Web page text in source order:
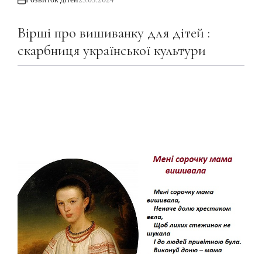
Вірші про вишиванку для дітей :
скарбниця української культури